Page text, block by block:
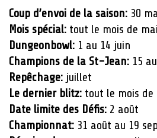
Coup d’envoi de la saison: 30
Mois spécial: tout le mois de mai
Dungeonbowl: 1 au 14 juin
Champions de la St-Jean: 15
Repêchage: juillet
Le dernier blitz: tout le mois de
Date limite des Défis: 2 août
Championnat: 31 août au 19